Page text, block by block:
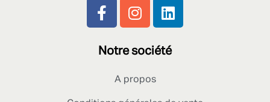
Notre société
A propos